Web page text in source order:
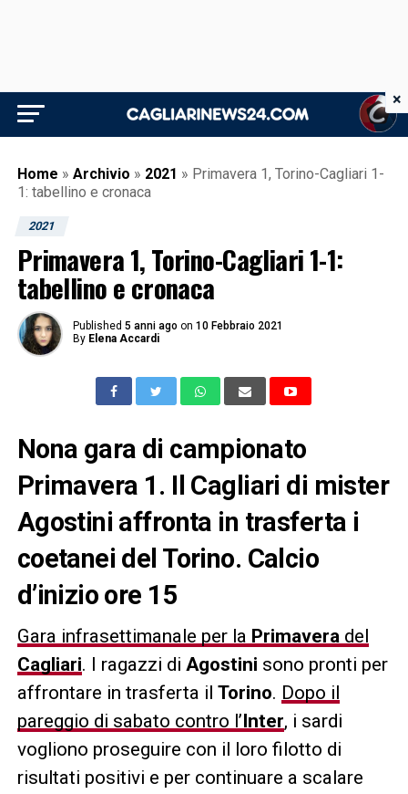
Home » Archivio » 2021 » Primavera 1, Torino-Cagliari 1-
1: tabellino e cronaca
2021
Primavera 1, Torino-Cagliari 1-1:
tabellino e cronaca
Published 5 anni ago on 10 Febbraio 2021
By Elena Accardi
Nona gara di campionato
Primavera 1. Il Cagliari di mister
Agostini affronta in trasferta i
coetanei del Torino. Calcio
d’inizio ore 15
Gara infrasettimanale per la Primaveradel
Cagliari. I ragazzi di Agostini sono pronti per
affrontare in trasferta il Torino. Dopo il
pareggio di sabato contro l’Inter, i sardi
vogliono proseguire con il loro filotto di
risultati positivi e per continuare a scalare
×